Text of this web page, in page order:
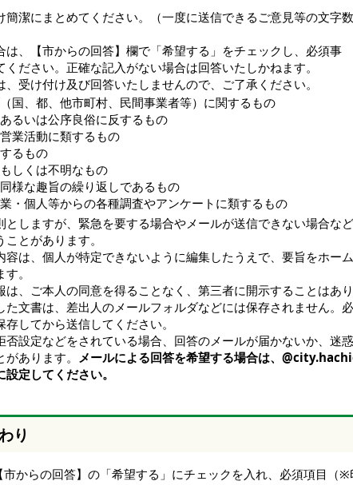
簡潔にまとめてください。（一度に送信できるご意見等の文字
は、【市からの回答】欄で「希望する」をチェックし、必須事
ださい。正確な記入がない場合は回答いたしかねます。
受け付け及び回答いたしませんので、ご了承ください。
国、都、他市町村、民間事業者等）に関するもの
るいは公序良俗に反するもの
業活動に類するもの
るもの
しくは不明なもの
様な趣旨の繰り返しであるもの
・個人等からの各種調査やアンケートに類するもの
としますが、緊急を要する場合やメールが送信できない場合な
とがあります。
容は、個人が特定できないように編集したうえで、要旨をホー
。
は、ご本人の同意を得ることなく、第三者に開示することはあり
た文書は、差出人のメールフォルダなどには保存されません。
してから送信してください。
否設定などをされている場合、回答のメールが届かないか、迷
あります。 メールによる回答を希望する場合は、
定してください。
り
からの回答】の「希望する」にチェックを入れ、必須項目（※